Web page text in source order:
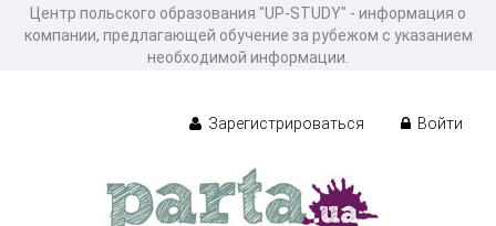
Центр польского образования "UP-STUDY" - информация о
компании, предлагающей обучение за рубежом с указанием
необходимой информации.
Зарегистрироваться Войти